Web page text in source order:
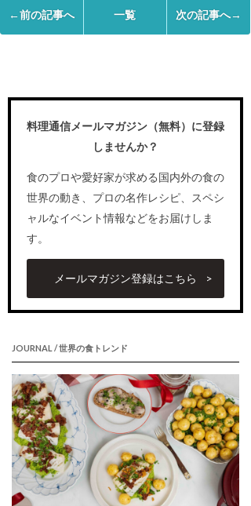
←前の記事へ 一覧 次の記事へ→
料理通信メールマガジン（無料）に登録
しませんか？
食のプロや愛好家が求める国内外の食の
世界の動き、プロの名作レシピ、スペシ
ャルなイベント情報などをお届けしま
す。
メールマガジン登録はこちら
JOURNAL / 世界の食トレンド